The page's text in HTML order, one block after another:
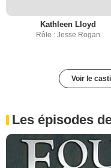
Kathleen Lloyd
Rôle : Jesse Rogan
Voir le
Les épisodes